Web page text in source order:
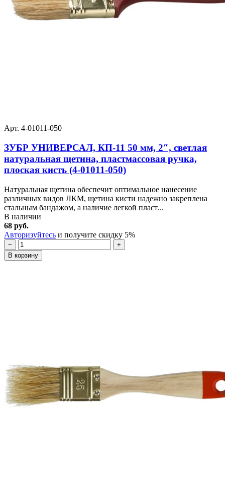
Арт. 4-01011-050
ЗУБР УНИВЕРСАЛ, КП-11 50 мм, 2″, светлая
натуральная щетина, пластмассовая ручка,
плоская кисть (4-01011-050)
Натуральная щетина обеспечит оптимальное нанесение
различных видов ЛКМ, щетина кисти надежно закреплена
стальным бандажом, а наличие легкой пласт...
В наличии
68 руб.
Авторизуйтесь и получите скидку 5%
−
+
В корзину